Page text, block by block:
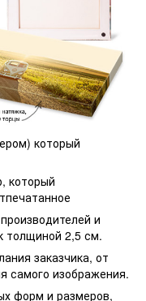
который
который
и
толщиной 2,5 см.
заказчика, от
самого изображения.
форм и размеров,